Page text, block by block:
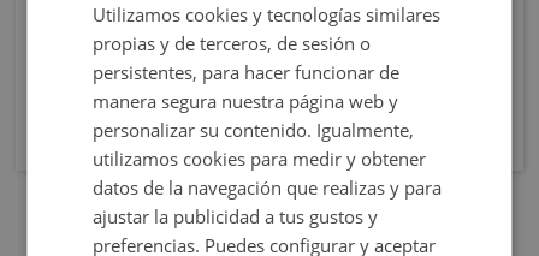
FiltrosUtilizamos cookies y tecnologías similares
propias y de terceros, de sesión o
persistentes, para hacer funcionar de
manera segura nuestra página web y
personalizar su contenido. Igualmente,
utilizamos cookies para medir y obtener
datos de la navegación que realizas y para
ajustar la publicidad a tus gustos y
preferencias. Puedes configurar y aceptar